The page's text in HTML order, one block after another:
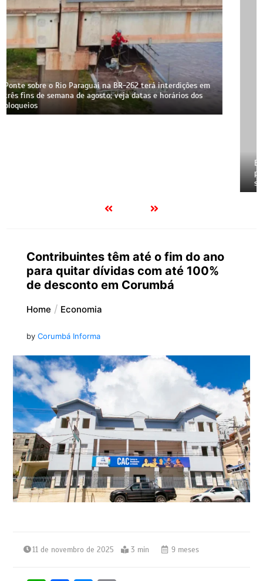
Escândalo em Corumbá: Ex-vereador Buxexa Amaral tem
prisão mantida pela Justiça e perfis na web bloqueados;
saiba o que ele fez
Contribuintes têm até o fim do ano
para quitar dívidas com até 100%
de desconto em Corumbá
Home Economia
by Corumbá Informa
11 de novembro de 2025 3 min 9 meses